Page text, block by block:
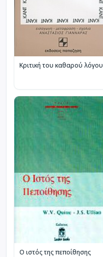
Κριτική του καθαρού λόγου
Ο ιστός της πεποίθησης